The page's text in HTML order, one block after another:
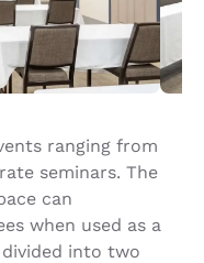
ranging from
seminars. The
can
when used as a
into two